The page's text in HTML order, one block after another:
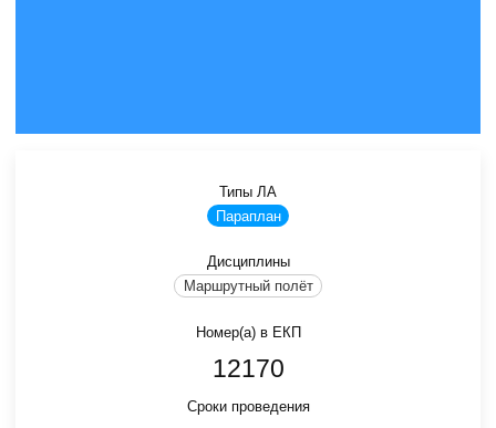
Типы ЛА
Параплан
Дисциплины
Маршрутный полёт
Номер(а) в ЕКП
12170
Сроки проведения